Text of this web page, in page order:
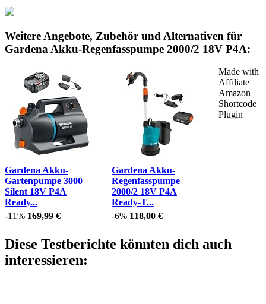
Weitere Angebote, Zubehör und Alternativen für
Gardena Akku-Regenfasspumpe 2000/2 18V P4A:
Gardena Akku-
Gartenpumpe 3000
Silent 18V P4A
Ready...
-11% 169,99 €
Gardena Akku-
Regenfasspumpe
2000/2 18V P4A
Ready-T...
-6% 118,00 €
Made with
Affiliate
Amazon
Shortcode
Plugin
Diese Testberichte könnten dich auch
interessieren: